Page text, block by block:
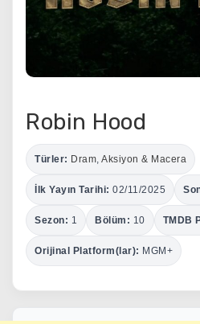
Robin Hood
Türler: Dram Aksiyon & Macera
İlk Yayın Tarihi: 02/11/2025
Sezon: 1 Bölüm: 10 TMDB
Orijinal Platform(lar): MGM+